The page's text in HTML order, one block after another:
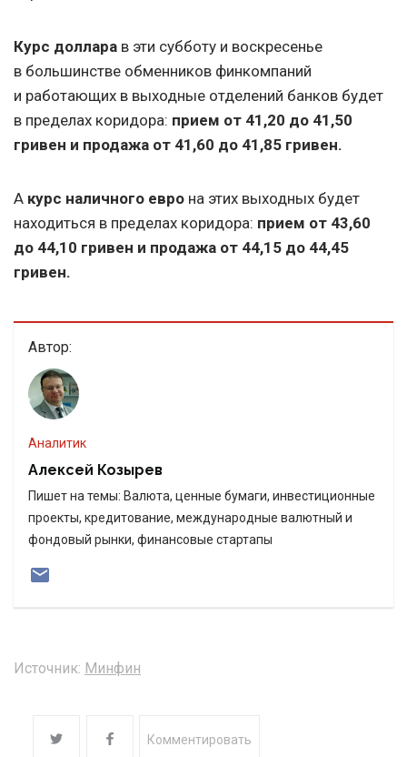
Курс доллара в эти субботу и воскресенье
в большинстве обменников финкомпаний
и работающих в выходные отделений банков будет
в пределах коридора: прием от 41,20 до 41,50
гривен и продажа от 41,60 до 41,85 гривен.
А курс наличного евро на этих выходных будет
находиться в пределах коридора: прием от 43,60
до 44,10 гривен и продажа от 44,15 до 44,45
гривен.
Автор:
Аналитик
Алексей Козырев
Пишет на темы: Валюта, ценные бумаги, инвестиционные
проекты, кредитование, международные валютный и
фондовый рынки, финансовые стартапы
Источник: Минфин
Комментировать